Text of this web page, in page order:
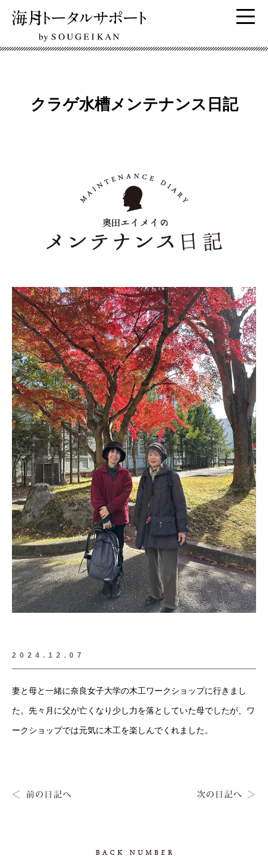
クラゲ水槽メンテナンス日記
2024.12.07
妻と母と一緒に奈良女子大学の木工ワークショップに行きまし
た。先々月に父が亡くなり少し力を落としていた母でしたが、ワ
ークショップでは元気に木工を楽しんでくれました。